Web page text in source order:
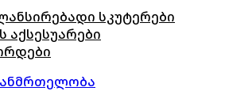
სკუტერები
აქსესუარები